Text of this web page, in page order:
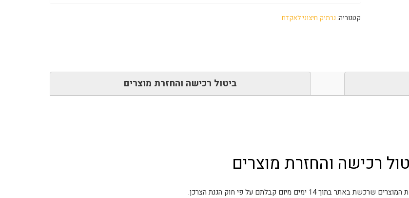
קטגוריה: נרתיק חיצוני לאקדח
ביטול רכישה והחזרת מוצרים
רכישה והחזרת מוצרים
באתר בתוך 14 ימים מיום קבלתם על פי חוק הגנת הצרכן.